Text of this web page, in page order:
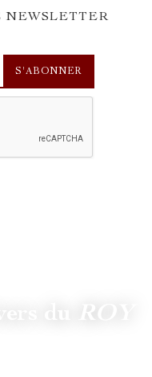
NEWSLETTER
ROY